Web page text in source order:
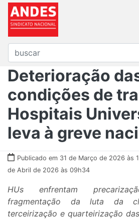
Deterioração
condições de
Hospitais
leva à greve
Publicado em 31 de Março de 2026 às
de Abril de 2026 às 09h34
HUs enfrentam
fragmentação da luta da
terceirização e quarteirização